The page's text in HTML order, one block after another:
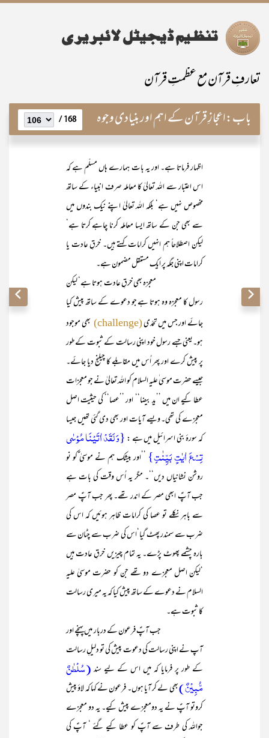
تعارفِ قرآن مع عظمتِ قرآن
باب:اعجازِ قرآن کے اہم اور بنیادی وجوہ 168 /
اظہار فرماتا ہے۔ اور یہ بات ہمارے ہاں مسلّم ہے کہ
اس اعتبار سے اللہ تعالیٰ کا معاملہ صرف انبیاء کے ساتھ
مخصوص نہیں ہے‘ بلکہ اللہ تعالیٰ اپنے نیک بندوں میں
سے بھی جن کے ساتھ ایسا معاملہ کرنا چاہے کرتا ہے‘
لیکن اصطلاحاً ہم انہیں کرامات کہتے ہیں۔ خرقِ عادت یا
کرامات اپنی جگہ پر ایک مستقل مضمون ہے۔
معجزہ بھی خرقِ عادت ہوتا ہے‘ لیکن
رسول کا معجزہ وہ ہوتا ہے جو دعوے کے ساتھ پیش کیا
جائے اور جس میں تحدّی(challenge)
بھی موجود
ہو۔یعنی جسے رسول خود اپنی رسالت کے ثبوت کے طور
پر پیش کرے اور پھر اُس میں مقابلے کا چیلنج دیا جائے۔
جیسے حضرت موسی ٰعلیہ السلام کو اللہ تعالیٰ نے جو معجزات
عطا کیے ان میں ’’یدِ بیضا‘‘ اور ’’عصا‘‘ کی حیثیت اصل
معجزے کی تھی۔ ویسے آیات اور بھی دی گئی تھیں جیسا
کہ سورۂ بنی اسرائیل میں ہے :{وَ لَقَدۡ اٰتَیۡنَا مُوۡسٰی
تِسۡعَ اٰیٰتٍۭ بَیِّنٰتٍ} ’’اور بیشک ہم نے موسیٰ ؑکو نو
روشن نشانیاں دیں‘‘۔ مگر یہ اُس وقت کی بات ہے
جب آپؑ ابھی مصر کے اندر تھے۔ پھر جب آپؑ مصر
سے باہر نکلے تو عصا کی کرامات ظاہر ہوئیں کہ اس کی
ضرب سے سمندر پھٹ گیا‘اس کی ضرب سے چٹان سے
بارہ چشمے پھوٹ پڑے۔ یہ تمام چیزیں خرقِ عادت ہیں
‘لیکن اصل معجزے دو تھے جن کو حضرت موسیٰ علیہ
السلام نے دعوے کے ساتھ پیش کیا کہ یہ میری رسالت
کا ثبوت ہے۔
جب آپؑ فرعون کے دربار میں پہنچے اور
آپ نے اپنی رسالت کی دعوت پیش کی تو دلیلِ رسالت
کے طور پر فرمایا کہ میں اس کے لیے سند(سُلۡطٰنٌ
مُّبِیۡنٌ )بھی لے کر آیا ہوں۔ فرعون نے کہا کہ لاؤ پیش
کروتو آپؑ نے یہ دومعجزے پیش کیے۔ یہ دو معجزے
جواللہ کی طرف سے آپؑ کو عطا کیے گئے ‘ آپؑ کی